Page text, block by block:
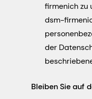
firmenich zu
dsm-
der
Bleiben Sie auf